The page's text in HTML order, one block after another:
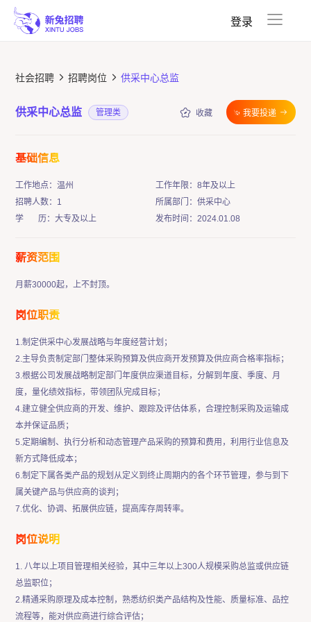
登录
社会招聘 招聘岗位 供采中心总监
供采中心总监 管理类 收藏 我要投递
基础信息
工作地点：温州
工作年限：8年及以上
招聘人数：1
所属部门：供采中心
学 历：大专及以上
发布时间：2024.01.08
薪资范围
月薪30000起，上不封顶。
岗位职责
1.制定供采中心发展战略与年度经营计划；
2.主导负责制定部门整体采购预算及供应商开发预算及供应商合格率指标；
3.根据公司发展战略制定部门年度供应渠道目标，分解到年度、季度、月
度，量化绩效指标，带领团队完成目标；
4.建立健全供应商的开发、维护、跟踪及评估体系，合理控制采购及运输成
本并保证品质；
5.定期编制、执行分析和动态管理产品采购的预算和费用，利用行业信息及
新方式降低成本；
6.制定下属各类产品的规划从定义到终止周期内的各个环节管理，参与到下
属关键产品与供应商的谈判；
7.优化、协调、拓展供应链，提高库存周转率。
岗位说明
1. 八年以上项目管理相关经验，其中三年以上300人规模采购总监或供应链
总监职位；
2.精通采购原理及成本控制，熟悉纺织类产品结构及性能、质量标准、品控
流程等，能对供应商进行综合评估；